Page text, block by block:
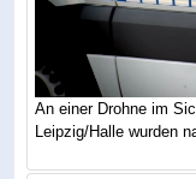
An einer Drohne im
Leipzig/Halle wurden